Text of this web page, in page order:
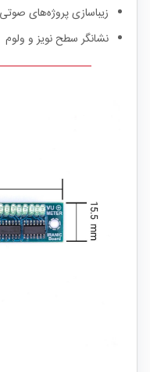
زیباسازی پروژه‌های صوتی
نشانگر سطح نویز و ولوم